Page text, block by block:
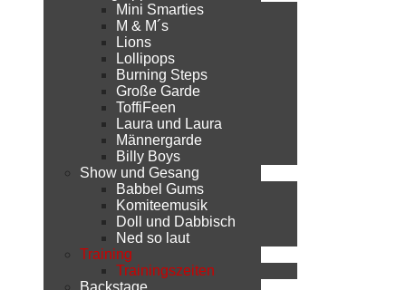
Mini Smarties
M & M´s
Lions
Lollipops
Burning Steps
Große Garde
ToffiFeen
Laura und Laura
Männergarde
Billy Boys
Show und Gesang
Babbel Gums
Komiteemusik
Doll und Dabbisch
Ned so laut
Training
Trainingszeiten
Backstage